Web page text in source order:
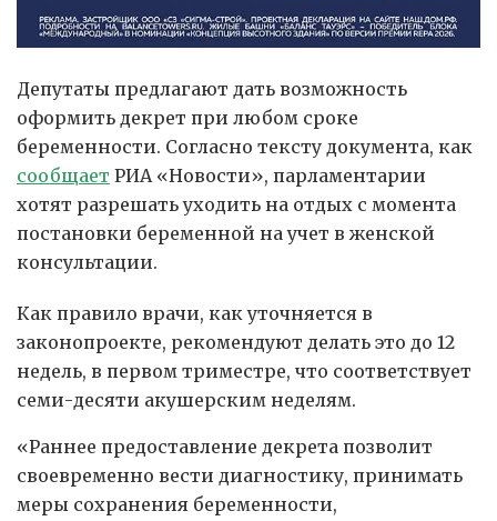
Депутаты предлагают дать возможность
оформить декрет при любом сроке
беременности. Согласно тексту документа, как
сообщает РИА «Новости», парламентарии
хотят разрешать уходить на отдых с момента
постановки беременной на учет в женской
консультации.
Как правило врачи, как уточняется в
законопроекте, рекомендуют делать это до 12
недель, в первом триместре, что соответствует
семи-десяти акушерским неделям.
«Раннее предоставление декрета позволит
своевременно вести диагностику, принимать
меры сохранения беременности,